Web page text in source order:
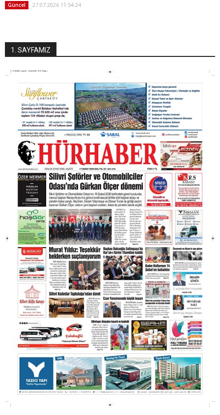
Güncel 27.07.2026 11:54:24
1. SAYFAMIZ